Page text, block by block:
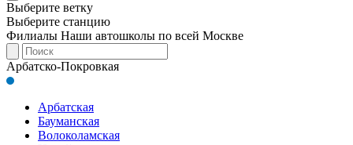
Выберите ветку
Выберите станцию
Филиалы Наши автошколы по всей Москве
Арбатско-Покровкая
Арбатская
Бауманская
Волоколамская